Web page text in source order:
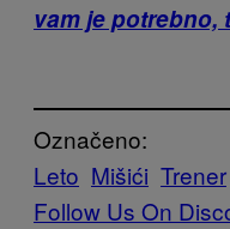
vam je potrebno,
Označeno:
Leto Mišići Trener
Follow Us On